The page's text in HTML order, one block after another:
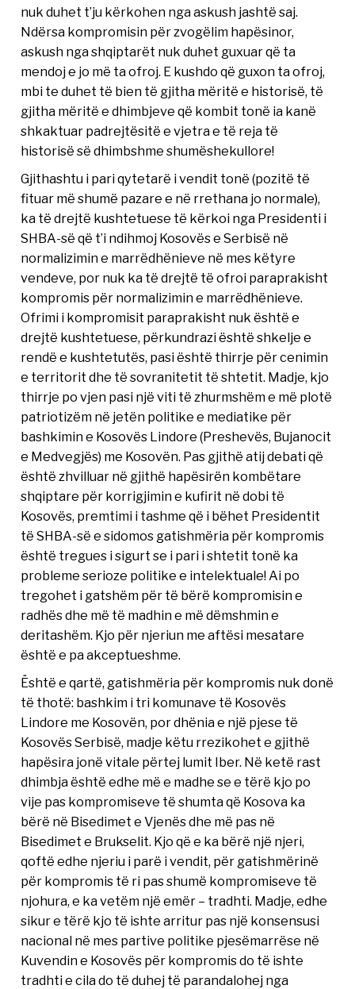
nuk duhet t’ju kërkohen nga askush jashtë saj.
Ndërsa kompromisin për zvogëlim hapësinor,
askush nga shqiptarët nuk duhet guxuar që ta
mendoj e jo më ta ofroj. E kushdo që guxon ta ofroj,
mbi te duhet të bien të gjitha mëritë e historisë, të
gjitha mëritë e dhimbjeve që kombit tonë ia kanë
shkaktuar padrejtësitë e vjetra e të reja të
historisë së dhimbshme shumëshekullore!
Gjithashtu i pari qytetarë i vendit tonë (pozitë të
fituar më shumë pazare e në rrethana jo normale),
ka të drejtë kushtetuese të kërkoi nga Presidenti i
SHBA-së që t’i ndihmoj Kosovës e Serbisë në
normalizimin e marrëdhënieve në mes këtyre
vendeve, por nuk ka të drejtë të ofroi paraprakisht
kompromis për normalizimin e marrëdhënieve.
Ofrimi i kompromisit paraprakisht nuk është e
drejtë kushtetuese, përkundrazi është shkelje e
rendë e kushtetutës, pasi është thirrje për cenimin
e territorit dhe të sovranitetit të shtetit. Madje, kjo
thirrje po vjen pasi një viti të zhurmshëm e më plotë
patriotizëm në jetën politike e mediatike për
bashkimin e Kosovës Lindore (Preshevës, Bujanocit
e Medvegjës) me Kosovën. Pas gjithë atij debati që
është zhvilluar në gjithë hapësirën kombëtare
shqiptare për korrigjimin e kufirit në dobi të
Kosovës, premtimi i tashme që i bëhet Presidentit
të SHBA-së e sidomos gatishmëria për kompromis
është tregues i sigurt se i pari i shtetit tonë ka
probleme serioze politike e intelektuale! Ai po
tregohet i gatshëm për të bërë kompromisin e
radhës dhe më të madhin e më dëmshmin e
deritashëm. Kjo për njeriun me aftësi mesatare
është e pa akceptueshme.
Është e qartë, gatishmëria për kompromis nuk donë
të thotë: bashkim i tri komunave të Kosovës
Lindore me Kosovën, por dhënia e një pjese të
Kosovës Serbisë, madje këtu rrezikohet e gjithë
hapësira jonë vitale përtej lumit Iber. Në ketë rast
dhimbja është edhe më e madhe se e tërë kjo po
vije pas kompromiseve të shumta që Kosova ka
bërë në Bisedimet e Vjenës dhe më pas në
Bisedimet e Brukselit. Kjo që e ka bërë një njeri,
qoftë edhe njeriu i parë i vendit, për gatishmërinë
për kompromis të ri pas shumë kompromiseve të
njohura, e ka vetëm një emër – tradhti. Madje, edhe
sikur e tërë kjo të ishte arritur pas një konsensusi
nacional në mes partive politike pjesëmarrëse në
Kuvendin e Kosovës për kompromis do të ishte
tradhti e cila do të duhej të parandalohej nga